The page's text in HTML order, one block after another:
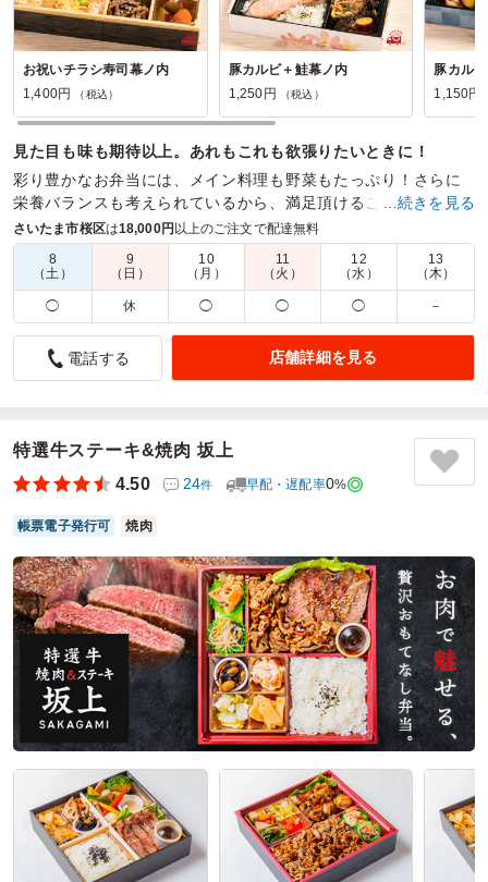
お祝いチラシ寿司幕ノ内
1,400円
（税込）
豚カルビ＋鮭幕ノ内
1,250円
（税込）
豚カル
1,150円
見た目も味も期待以上。あれもこれも欲張りたいときに！
彩り豊かなお弁当には、メイン料理も野菜もたっぷり！さらに
栄養バランスも考えられているから、満足頂けること間違いな
し。見た目も味も量も譲れない、欲張りなあなたにおすすめ！
商品数： 締切日時： 1日前09:00 価格帯：
870円～1,400円
配達時間：
10:30～17:00
美味しい弁当
5.0
なく着地させた、きわめて批評性の高い折詰弁当です。整然
と区切られた各セクションが、それぞれの味覚の自律性を保
ちながらも、全体として過不足のない圧倒的な調和（現前
性）をドメイン内に構築しています。
ご利用シーン：－
参加者の年齢：－ 男女比：－
東京都江東区有明2026/07/06
夢の陽の口コミをもっと見る
…続きを見る
さいたま市桜区は18,000円 以上のご注文で配達無料
8
（土）
9
（日）
10
（月）
11
（火）
12
（水）
13
（木）
◯ 休 ◯ ◯ ◯ －
電話する 店舗詳細を見る
特選牛ステーキ&焼肉 坂上
4.50
24件 早配・遅配率0%
帳票電子発行可 焼肉